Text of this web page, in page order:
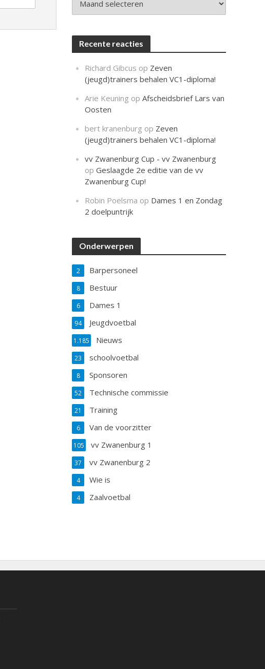
Recente reacties
Richard Gibcus op Zeven
(jeugd)trainers behalen VC1-diploma!
Arie Keuning opAfscheidsbrief Lars van
Oosten
bert kranenburg op Zeven
(jeugd)trainers behalen VC1-diploma!
vv Zwanenburg Cup - vv Zwanenburg
opGeslaagde 2e editie van de vv
Zwanenburg Cup!
Robin Poelsma op Dames 1 en Zondag
2 doelpuntrijk
Onderwerpen
Barpersoneel
2
Bestuur
8
Dames 1
6
Jeugdvoetbal
94
Nieuws
1.185
schoolvoetbal
23
Sponsoren
8
Technische commissie
52
Training
21
Van de voorzitter
6
vv Zwanenburg 1
105
vv Zwanenburg 2
37
Wie is
4
Zaalvoetbal
4